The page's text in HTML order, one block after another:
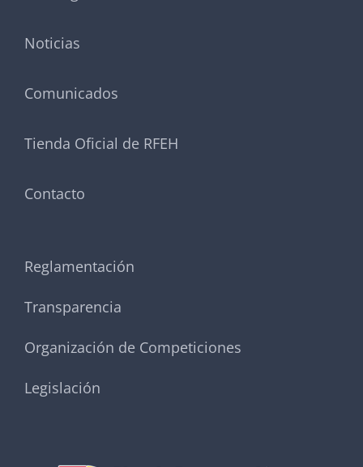
Noticias
Comunicados
Tienda Oficial de RFEH
Contacto
Reglamentación
Transparencia
Organización de Competiciones
Legislación